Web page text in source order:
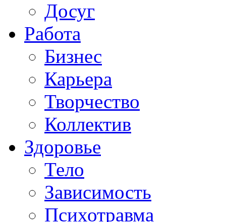
Досуг
Работа
Бизнес
Карьера
Творчество
Коллектив
Здоровье
Тело
Зависимость
Психотравма